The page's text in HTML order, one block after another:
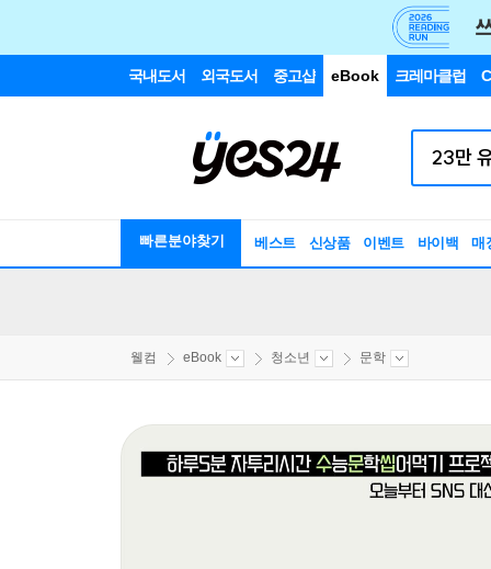
국내도서 외국도서 중고샵 eBook 크레마클럽
빠른분야찾기 베스트 신상품 이벤트 바이백 매
웰컴 eBook 청소년 문학